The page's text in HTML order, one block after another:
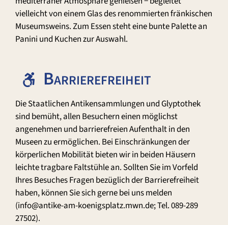
vielleicht von einem Glas des renommierten fränkischen
Museumsweins. Zum Essen steht eine bunte Palette an
Panini und Kuchen zur Auswahl.
Barrierefreiheit
Die Staatlichen Antikensammlungen und Glyptothek
sind bemüht, allen Besuchern einen möglichst
angenehmen und barrierefreien Aufenthalt in den
Museen zu ermöglichen. Bei Einschränkungen der
körperlichen Mobilität bieten wir in beiden Häusern
leichte tragbare Faltstühle an. Sollten Sie im Vorfeld
Ihres Besuches Fragen bezüglich der Barrierefreiheit
haben, können Sie sich gerne bei uns melden
(info@antike-am-koenigsplatz.mwn.de; Tel. 089-289
27502).